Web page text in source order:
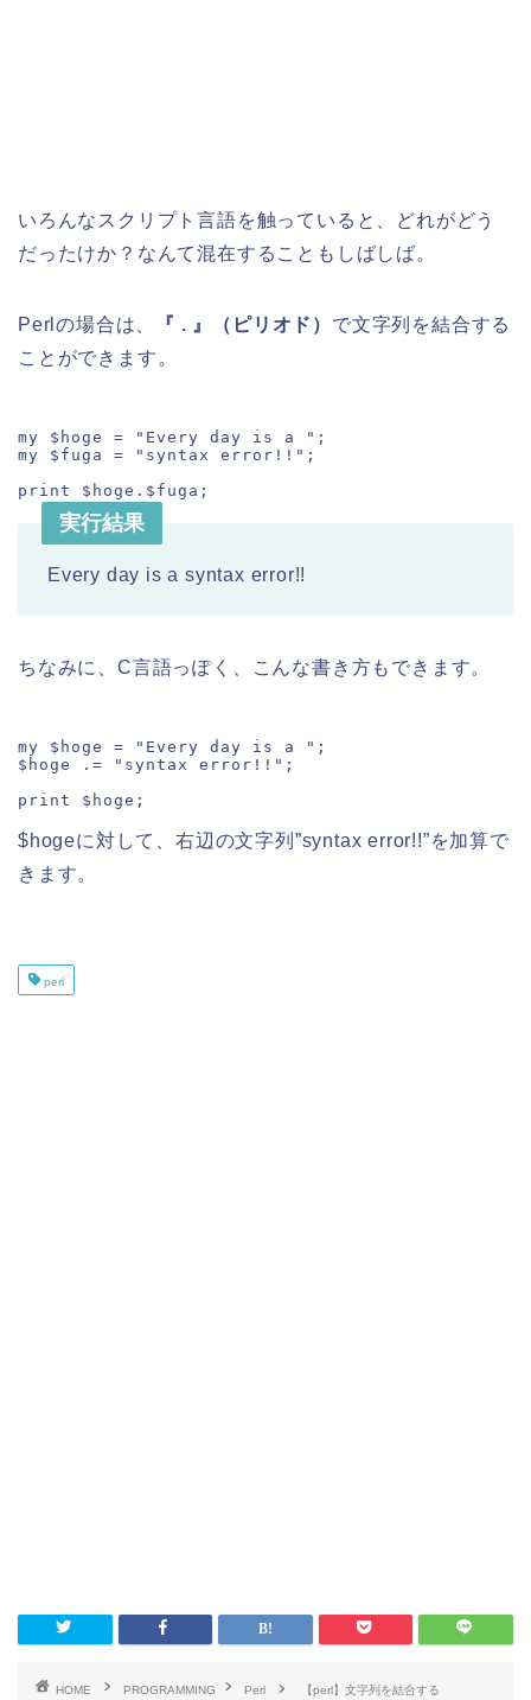
いろんなスクリプト言語を触っていると、どれがどう
だったけか？なんて混在することもしばしば。
Perlの場合は、 『 . 』（ピリオド） で文字列を結合する
ことができます。
my $hoge = "Every day is a ";
my $fuga = "syntax error!!";
print $hoge.$fuga;
実行結果
Every day is a syntax error!!
ちなみに、C言語っぽく、こんな書き方もできます。
my $hoge = "Every day is a ";
$hoge .= "syntax error!!";
print $hoge;
$hogeに対して、右辺の文字列”syntax error!!”を加算で
きます。
perl
HOME PROGRAMMING Perl 【perl】文字列を結合する